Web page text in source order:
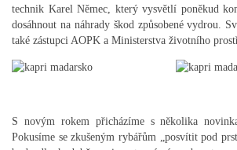
technik Karel Němec, který vysvětlí poněkud
dosáhnout na náhrady škod způsobené vydrou.
také zástupci AOPK a Ministerstva životního
S novým rokem přicházíme s několika
Pokusíme se zkušeným rybářům „posvítit pod